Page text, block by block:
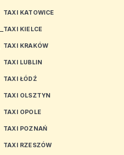
TAXI KATOWICE
TAXI KIELCE
TAXI KRAKÓW
TAXI LUBLIN
TAXI ŁÓDŹ
TAXI OLSZTYN
TAXI OPOLE
TAXI POZNAŃ
TAXI RZESZÓW